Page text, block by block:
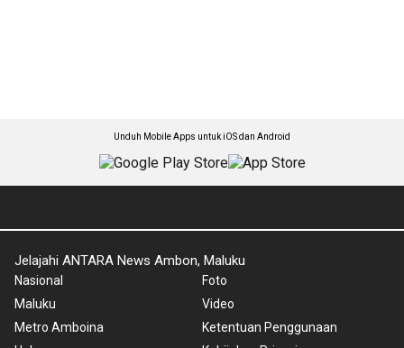
Unduh Mobile Apps untuk iOS dan Android
Jelajahi ANTARA News Ambon, Maluku
Nasional
Maluku
Metro Amboina
Foto
Video
Ketentuan Penggunaan